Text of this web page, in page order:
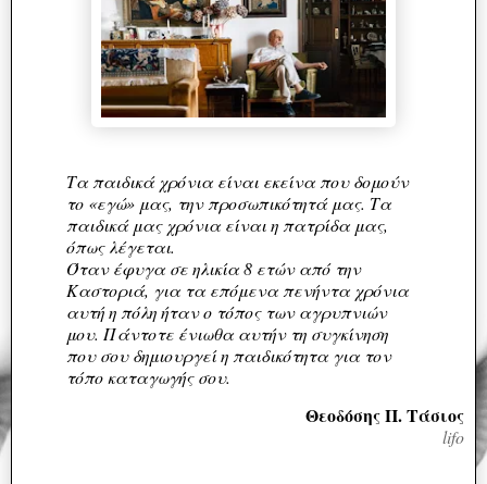
Τα παιδικά χρόνια είναι εκείνα που δομούν
το «εγώ» μας, την προσωπικότητά μας. Τα
παιδικά μας χρόνια είναι η πατρίδα μας,
όπως λέγεται.
Όταν έφυγα σε ηλικία 8 ετών από την
Καστοριά, για τα επόμενα πενήντα χρόνια
αυτή η πόλη ήταν ο τόπος των αγρυπνιών
μου. Πάντοτε ένιωθα αυτήν τη συγκίνηση
που σου δημιουργεί η παιδικότητα για τον
τόπο καταγωγής σου.
Θεοδόσης Π. Τάσιος
lifo